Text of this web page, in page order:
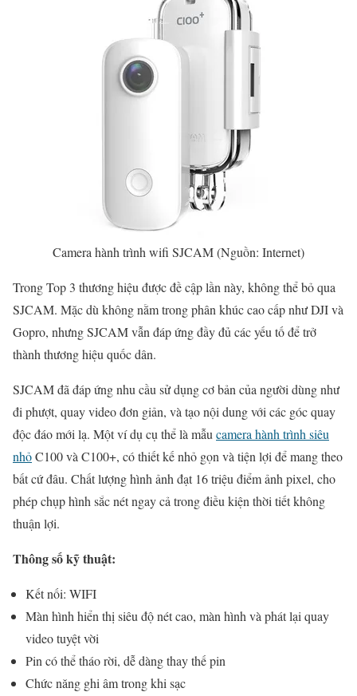
Camera hành trình wifi SJCAM (Nguồn: Internet)
Trong Top 3 thương hiệu được đề cập lần này, không thể bỏ qua
SJCAM. Mặc dù không nằm trong phân khúc cao cấp như DJI và
Gopro, nhưng SJCAM vẫn đáp ứng đầy đủ các yếu tố để trở
thành thương hiệu quốc dân.
SJCAM đã đáp ứng nhu cầu sử dụng cơ bản của người dùng như
đi phượt, quay video đơn giản, và tạo nội dung với các góc quay
độc đáo mới lạ. Một ví dụ cụ thể là mẫucamera hành trình siêu
nhỏC100 và C100+, có thiết kế nhỏ gọn và tiện lợi để mang theo
bất cứ đâu. Chất lượng hình ảnh đạt 16 triệu điểm ảnh pixel, cho
phép chụp hình sắc nét ngay cả trong điều kiện thời tiết không
thuận lợi.
Thông số kỹ thuật:
Kết nối: WIFI
Màn hình hiển thị siêu độ nét cao, màn hình và phát lại quay
video tuyệt vời
Pin có thể tháo rời, dễ dàng thay thế pin
Chức năng ghi âm trong khi sạc